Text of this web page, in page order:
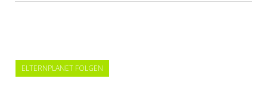
ELTERNPLANET FOLGEN